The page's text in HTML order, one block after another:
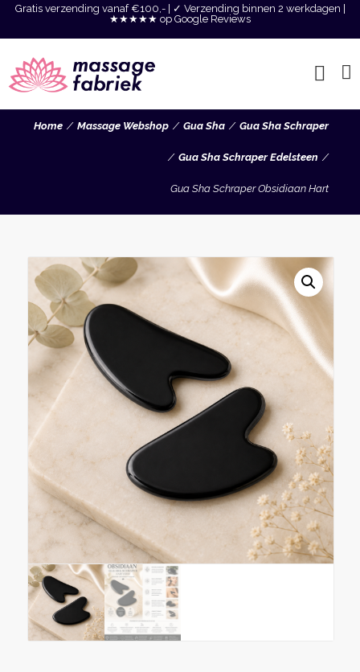
Gratis verzending vanaf €100,- | ✓ Verzending binnen 2 werkdagen |
★★★★★ op Google Reviews
Home Massage Webshop Gua Sha Gua Sha Schraper
Gua Sha Schraper Edelsteen
Gua Sha Schraper Obsidiaan Hart